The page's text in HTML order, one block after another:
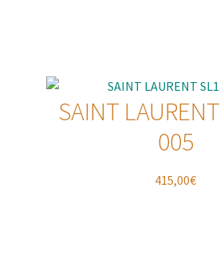
SAINT
005
415,00€